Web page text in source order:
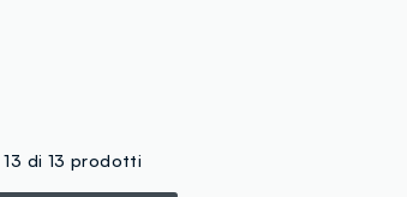
di 13 prodotti